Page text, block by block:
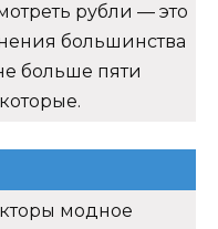
рубли — это
большинства
больше пяти
модное